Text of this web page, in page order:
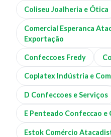
Coliseu Joalheria e Ótica
Comercial Esperanca
Exportação
Confeccoes Fredy
Coplatex Indústria e
D Confeccoes e Serviços
E Penteado Confeccao
Estok Comércio